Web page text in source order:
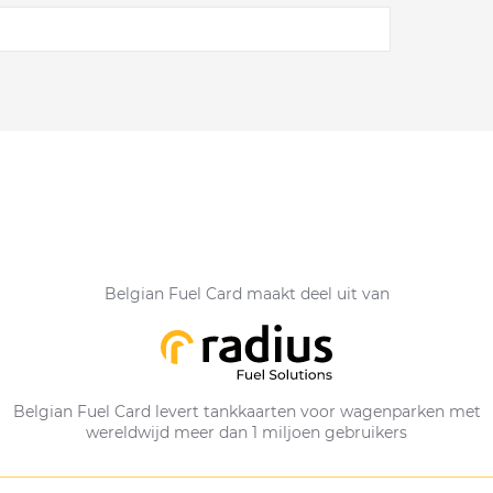
Belgian Fuel Card maakt deel uit van
Belgian Fuel Card levert tankkaarten voor wagenparken met
wereldwijd meer dan 1 miljoen gebruikers